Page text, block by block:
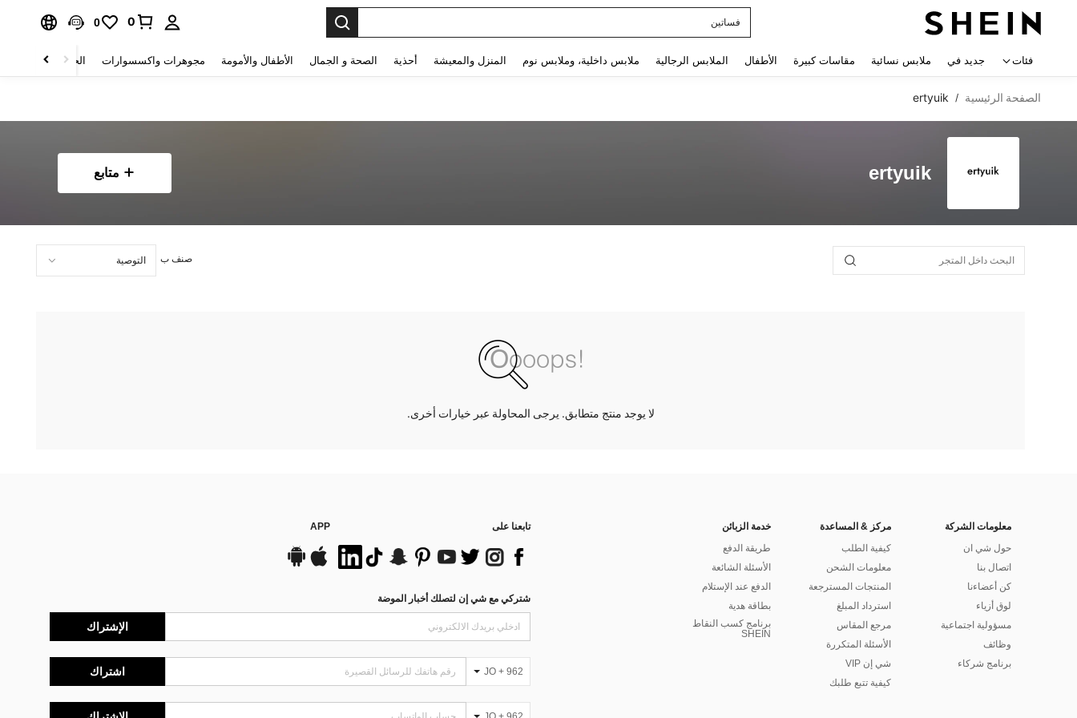
فساتين
0
0
فئات جديد في ملابس نسائية مقاسات كبيرة الأطفال الملابس الرجالية ملابس داخلية، وملابس نوم المنزل والمعيشة أحذية الصحة و الجمال الأطفال والأمومة مجوهرات واكسسوارات الحقائب والأمتعة
الصفحة الرئيسية /
ertyuik
ertyuik متابع
صنف ب
لا يوجد منتج متطابق. يرجى المحاولة عبر خيارات أخرى.
معلومات الشركة
حول شي ان
اتصال بنا
كن أعضاءنا
لوق أزياء
مسؤولية اجتماعية
وظائف
برنامج شركاء
مركز & المساعدة
كيفية الطلب
معلومات الشحن
المنتجات المسترجعة
استرداد المبلغ
مرجع المقاس
الأسئلة المتكررة
شي إن VIP
كيفية تتبع طلبك
خدمة الزبائن
طريقة الدفع
الأسئلة الشائعة
الدفع عند الإستلام
بطاقة هدية
برنامج كسب النقاط
SHEIN
تابعنا على APP
شتركي مع شي إن لتصلك أخبار الموضة
الإشتراك
JO + 962 اشتراك